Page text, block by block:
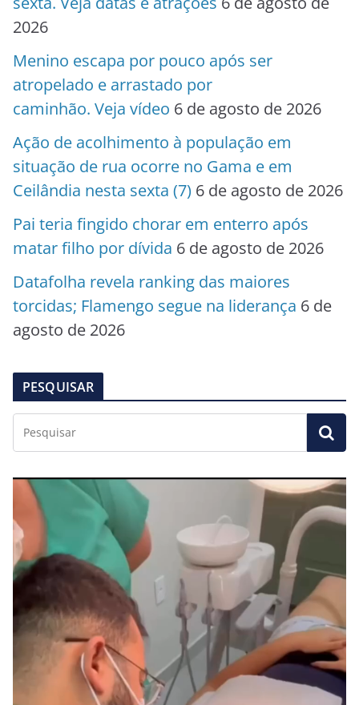
2026
Menino escapa por pouco após ser
atropelado e arrastado por
caminhão. Veja vídeo 6 de agosto de 2026
Ação de acolhimento à população em
situação de rua ocorre no Gama e em
Ceilândia nesta sexta (7) 6 de agosto de 2026
Pai teria fingido chorar em enterro após
matar filho por dívida 6 de agosto de 2026
Datafolha revela ranking das maiores
torcidas; Flamengo segue na liderança 6 de
agosto de 2026
PESQUISAR